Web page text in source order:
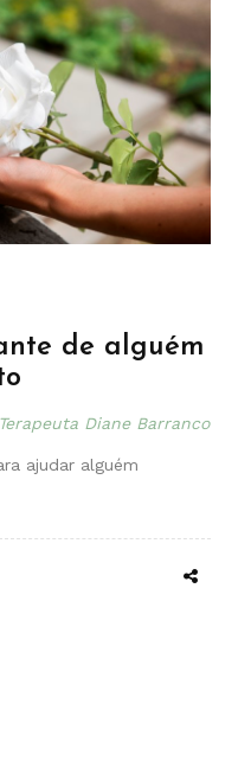
de alguém
Diane Barranco
ajudar alguém